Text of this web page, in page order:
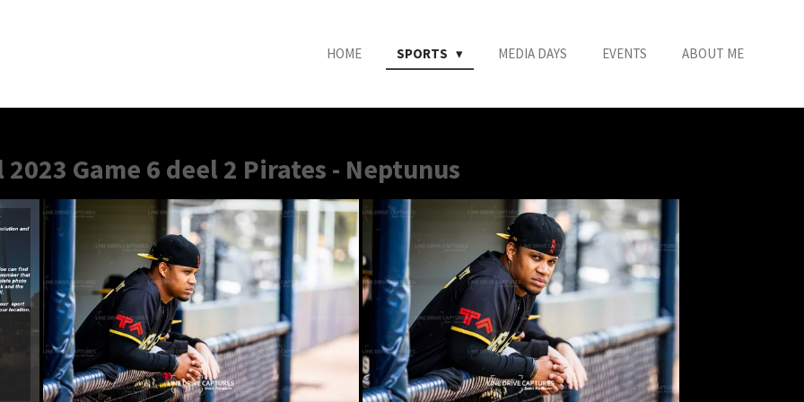
HOME SPORTS MEDIA DAYS EVENTS ABOUT ME
Game 6 deel 2 Pirates - Neptunus